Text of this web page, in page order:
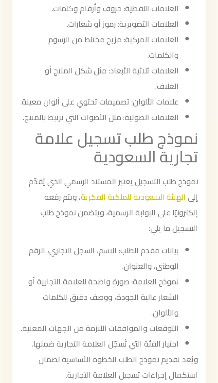
العلامات اللفظية: حروف وأرقام وكلمات.
العلامات التصويرية: رموز أو شعارات.
العلامات المركبة: مزيج مختلط من الرسوم
والكلمات.
العلامات ثلاثية الأبعاد: مثل شكل المنتج أو
الغلاف.
علامات الألوان: تصميمات تحتوي على ألوان معينة.
العلامات الصوتية: مثل الأصوات التي ترتبط بالمنتج.
نموذج طلب تسجيل علامة
تجارية السعودية
نموذج طلب التسجيل يعتبر المستند الرسمي الذي يُقدّم
إلىالهيئة السعودية للملكية الفكرية، ويتم رفعه
إلكترونيًا على البوابة الرسمية، ويتضمن نموذج طلب
التسجيل ما يلي:
بيانات مقدم الطلب: الاسم، السجل التجاري، الرقم
الوطني، والعنوان.
نموذج العلامة: صورة واضحة للعلامة التجارية أو
الشعار عالية الجودة، ووصف دقيق للكلمات
والألوان.
التوقعات والموافقات اللازمة من الجهات المعنية.
اختيار الفئة التي تُسجّل العلامة التجارية ضمنها.
ويُعد تقديم نموذج الطلب الخطوة الأساسية لضمان
استكمال إجراءات تسجيل العلامة التجارية.